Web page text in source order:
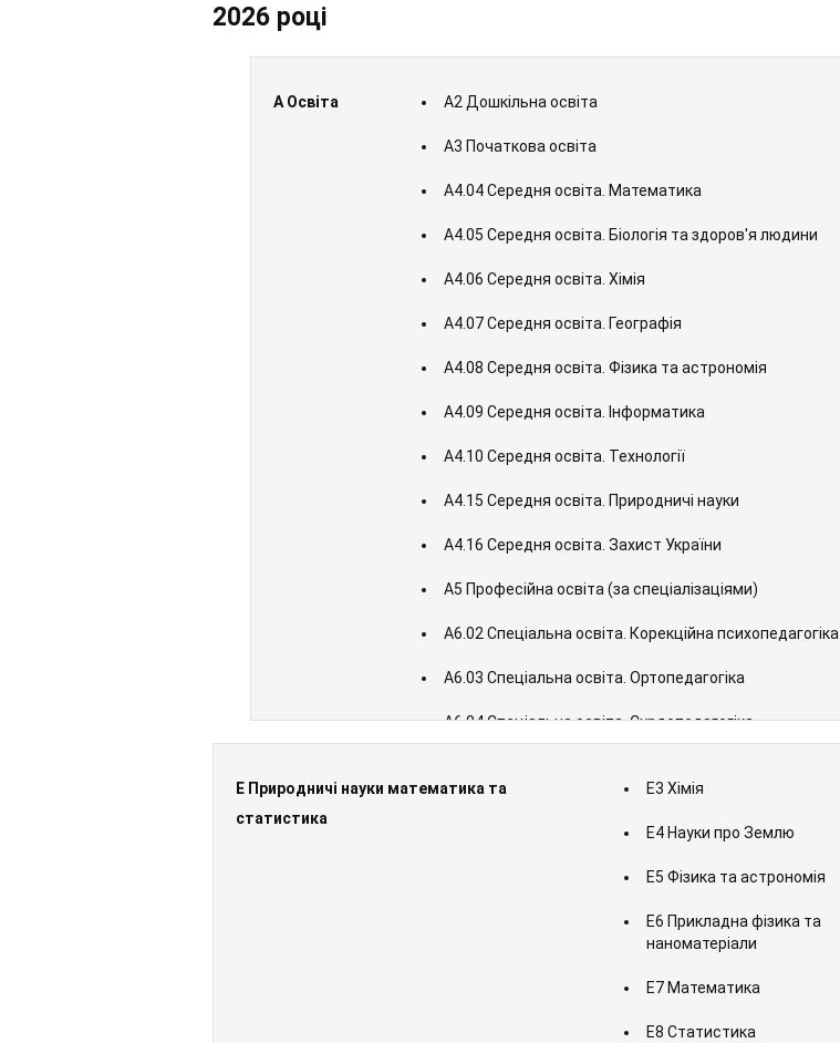
2026 році
А Освіта A2 Дошкільна освіта
A3 Початкова освіта
А4.04 Середня освіта. Математика
А4.05 Середня освіта. Біологія та здоров'я людини
А4.06 Середня освіта. Хімія
А4.07 Середня освіта. Географія
А4.08 Середня освіта. Фізика та астрономія
А4.09 Середня освіта. Інформатика
А4.10 Середня освіта. Технології
А4.15 Середня освіта. Природничі науки
А4.16 Середня освіта. Захист України
A5 Професійна освіта (за спеціалізаціями)
A6.02 Спеціальна освіта. Корекційна психопедагогіка
A6.03 Спеціальна освіта. Ортопедагогіка
A6.04 Спеціальна освіта. Сурдопедагогіка
E Природничі науки математика та
статистика
E3 Хімія
E4 Науки про Землю
E5 Фізика та астрономія
E6 Прикладна фізика та
наноматеріали
E7 Математика
E8 Статистика